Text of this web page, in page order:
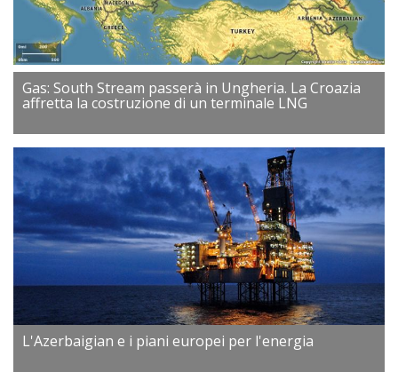
Gas: South Stream passerà in Ungheria. La Croazia
affretta la costruzione di un terminale LNG
L'Azerbaigian e i piani europei per l'energia